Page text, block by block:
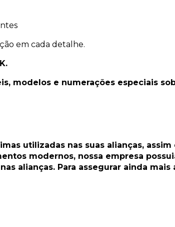
em cada detalhe.
modelos e numerações especiais
utilizadas nas suas alianças,
modernos, nossa empresa
alianças. Para assegurar ainda